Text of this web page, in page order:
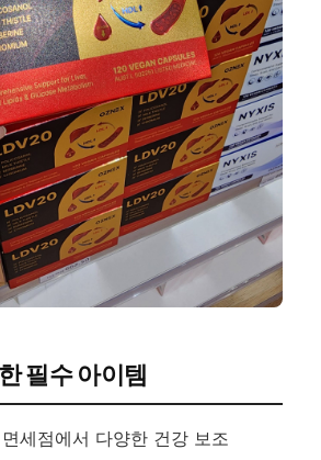
필수 아이템
세점에서 다양한 건강 보조